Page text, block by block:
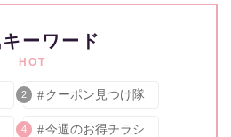
キーワード
HOT
2 クーポン見つけ隊
4 今週のお得チラシ